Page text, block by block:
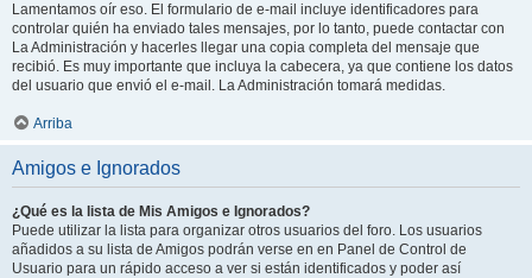
Lamentamos oír eso. El formulario de e-mail incluye identificadores para
controlar quién ha enviado tales mensajes, por lo tanto, puede contactar con
La Administración y hacerles llegar una copia completa del mensaje que
recibió. Es muy importante que incluya la cabecera, ya que contiene los datos
del usuario que envió el e-mail. La Administración tomará medidas.
Arriba
Amigos e Ignorados
¿Qué es la lista de Mis Amigos e Ignorados?
Puede utilizar la lista para organizar otros usuarios del foro. Los usuarios
añadidos a su lista de Amigos podrán verse en en Panel de Control de
Usuario para un rápido acceso a ver si están identificados y poder así